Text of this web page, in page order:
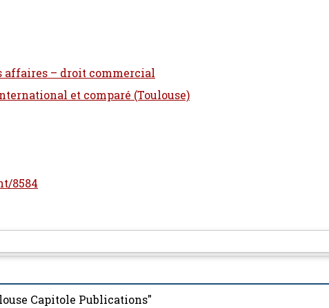
affaires – droit commercial
et comparé (Toulouse)
8584
Capitole Publications"